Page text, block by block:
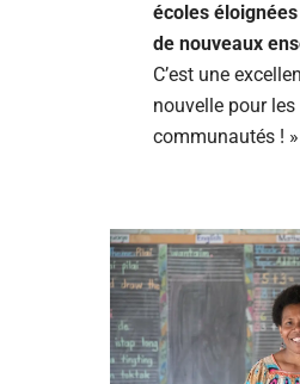
écoles
de nouveaux
C’est une
nouvelle pour les
communautés ! »